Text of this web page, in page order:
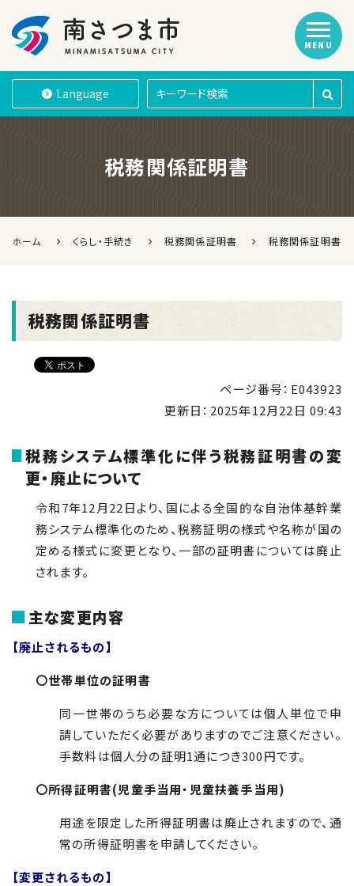
南さつま市
Language
MENU
税務関係証明書
ホーム くらし・手続き 税務関係証明書 税務関係証明書
税務関係証明書
ページ番号：E043923
更新日： 2025年12月22日 09:43
税務システム標準化に伴う税務証明書の変
更・廃止について
令和7年12月22日より、国による全国的な自治体基幹業
務システム標準化のため、税務証明の様式や名称が国の
定める様式に変更となり、一部の証明書については廃止
されます。
主な変更内容
【廃止されるもの】
〇世帯単位の証明書
同一世帯のうち必要な方については個人単位で申
請していただく必要がありますのでご注意ください。
手数料は個人分の証明1通につき300円です。
〇所得証明書(児童手当用・児童扶養手当用)
用途を限定した所得証明書は廃止されますので、通
常の所得証明書を申請してください。
【変更されるもの】